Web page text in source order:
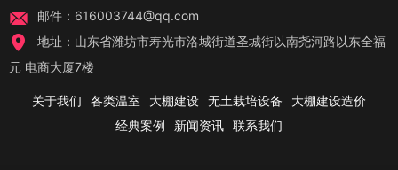
邮件：616003744@qq.com
地址：山东省潍坊市寿光市洛城街道圣城街以南尧河路以东全福
元 电商大厦7楼
关于我们 各类温室 大棚建设 无土栽培设备
大棚建设造价
经典案例
新闻资讯 联系我们